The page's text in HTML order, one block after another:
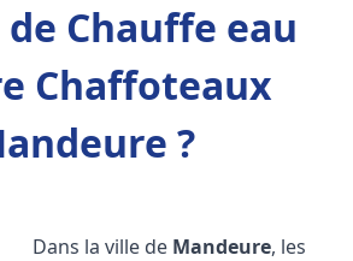
Chauffe eau
Chaffoteaux
?
Dans la ville de Mandeure, les